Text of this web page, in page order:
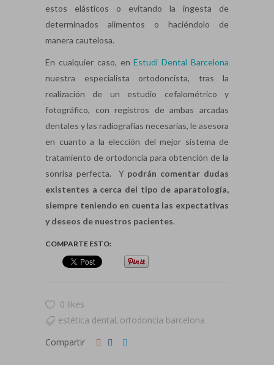
estos elásticos o evitando la ingesta de
determinados alimentos o haciéndolo de
manera cautelosa.
En cualquier caso, enEstudi Dental Barcelona
nuestra especialista ortodoncista, tras la
realización de un estudio cefalométrico y
fotográfico, con registros de ambas arcadas
dentales y las radiografías necesarias, le asesora
en cuanto a la elección del mejor sistema de
tratamiento de ortodoncia para obtención de la
sonrisa perfecta. Y podrán comentar dudas
existentes a cerca del tipo de aparatología,
siempre teniendo en cuenta las expectativas
y deseos de nuestros pacientes.
COMPARTE ESTO:
0 likes
estética dental, ortodoncia barcelona
Compartir